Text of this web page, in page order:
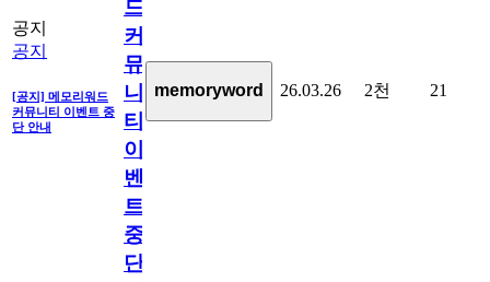
공지
공지
[공지] 메모리워드
커뮤니티 이벤트 중
단 안내
드
커
뮤
니
티
이
벤
트
중
단
memoryword 26.03.26 2천 21